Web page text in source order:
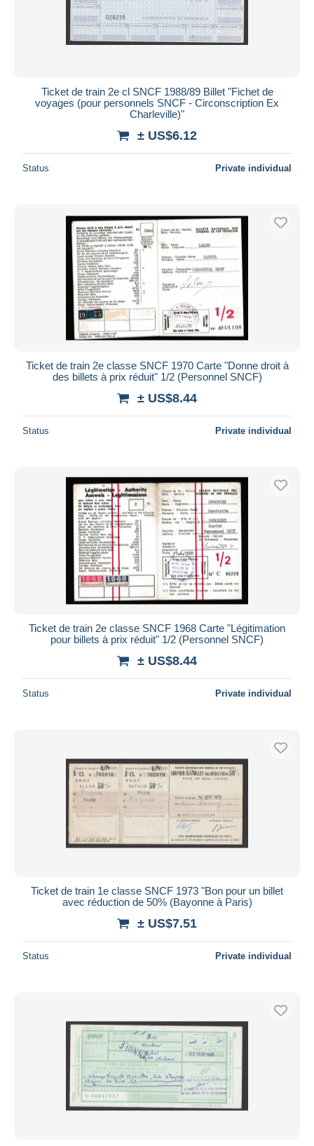
Ticket de train 2e cl SNCF 1988/89 Billet "Fichet de
voyages (pour personnels SNCF - Circonscription Ex
Charleville)"
± US$6.12
Status Private individual
Ticket de train 2e classe SNCF 1970 Carte "Donne droit à
des billets à prix réduit" 1/2 (Personnel SNCF)
± US$8.44
Status Private individual
Ticket de train 2e classe SNCF 1968 Carte "Légitimation
pour billets à prix réduit" 1/2 (Personnel SNCF)
± US$8.44
Status Private individual
Ticket de train 1e classe SNCF 1973 "Bon pour un billet
avec réduction de 50% (Bayonne à Paris)
± US$7.51
Status Private individual